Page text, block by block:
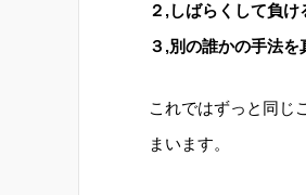
２,しばらくして負け
３,別の誰かの手法を
これではずっと同じ
まいます。